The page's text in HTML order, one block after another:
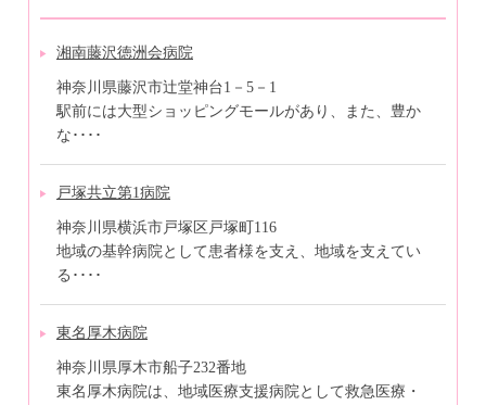
湘南藤沢徳洲会病院
神奈川県藤沢市辻堂神台1－5－1
駅前には大型ショッピングモールがあり、また、豊か
な････
戸塚共立第1病院
神奈川県横浜市戸塚区戸塚町116
地域の基幹病院として患者様を支え、地域を支えてい
る････
東名厚木病院
神奈川県厚木市船子232番地
東名厚木病院は、地域医療支援病院として救急医療・